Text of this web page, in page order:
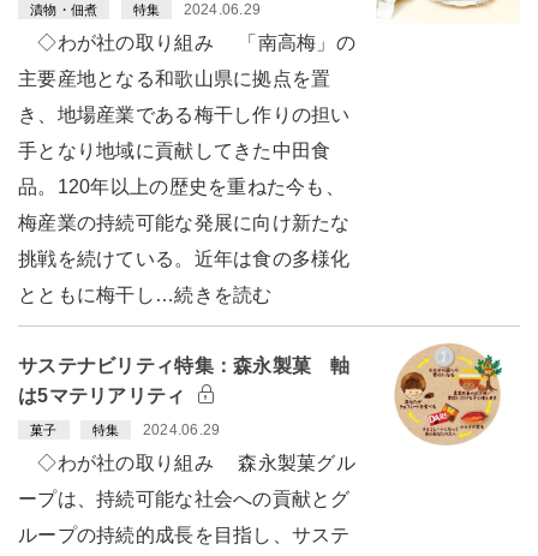
漬物・佃煮 特集 2024.06.29
◇わが社の取り組み 「南高梅」の
主要産地となる和歌山県に拠点を置
き、地場産業である梅干し作りの担い
手となり地域に貢献してきた中田食
品。120年以上の歴史を重ねた今も、
梅産業の持続可能な発展に向け新たな
挑戦を続けている。近年は食の多様化
とともに梅干し…続きを読む
サステナビリティ特集：森永製菓 軸
は5マテリアリティ
菓子 特集 2024.06.29
◇わが社の取り組み 森永製菓グル
ープは、持続可能な社会への貢献とグ
ループの持続的成長を目指し、サステ